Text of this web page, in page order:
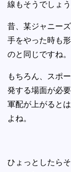
線もそうでしょう
昔、某ジャニー
手をやった時も
のと同じですね。
もちろん、スポ
発する場面が必
軍配が上がると
よね。
ひょっとしたら